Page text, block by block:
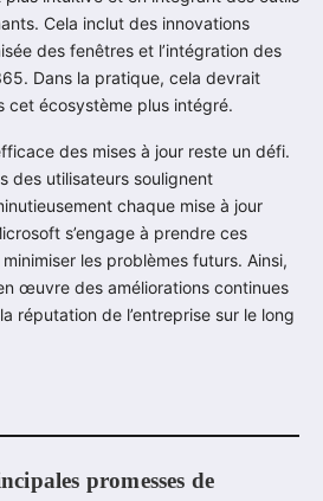
Cela inclut des innovations
des fenêtres et l’intégration des
Dans la pratique, cela devrait
cet écosystème plus intégré.
des mises à jour reste un défi.
des utilisateurs soulignent
chaque mise à jour
s’engage à prendre ces
les problèmes futurs. Ainsi,
œuvre des améliorations continues
réputation de l’entreprise sur le long
promesses de